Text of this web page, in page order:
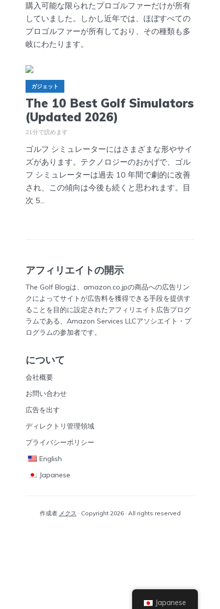
購入可能な限られたプロゴルファーだけが所有
していました。しかし近年では、ほぼすべての
プロゴルファーが所有しており、その種類も多
岐にわたります。
ガジェット
The 10 Best Golf Simulators
(Updated 2026)
21分で読めます
ゴルフ シミュレーターにはさまざまな形やサイ
ズがあります。テクノロジーのおかげで、ゴル
フ シミュレーターは過去 10 年間で劇的に改善
され、この傾向は今後も続くと思われます。目
次 5...
アフィリエイトの開示
The Golf Blogは、amazon.co.jpの商品への広告リン
クによってサイトが広告料を獲得できる手段を提供す
ることを目的に設定されたアフィリエイト広告プログ
ラムである、Amazon Services LLCアソシエイト・プ
ログラムの参加者です。
について
会社概要
お問い合わせ
広告を出す
ディレクトリ管理領域
プライバシーポリシー
English
Japanese
作成者 メクス · Copyright 2026 · All rights reserved
Japanese